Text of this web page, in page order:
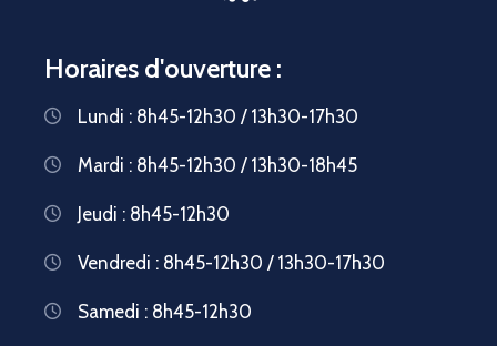
Horaires d'ouverture :
Lundi : 8h45-12h30 / 13h30-17h30
Mardi : 8h45-12h30 / 13h30-18h45
Jeudi : 8h45-12h30
Vendredi : 8h45-12h30 / 13h30-17h30
Samedi : 8h45-12h30